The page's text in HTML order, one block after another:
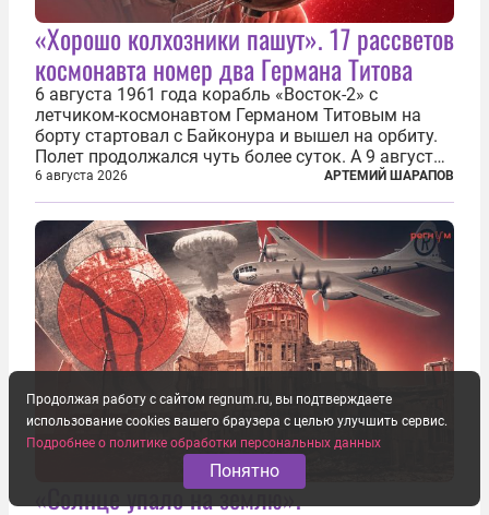
«Хорошо колхозники пашут». 17 рассветов
космонавта номер два Германа Титова
6 августа 1961 года корабль «Восток-2» с
летчиком-космонавтом Германом Титовым на
борту стартовал с Байконура и вышел на орбиту.
Полет продолжался чуть более суток. А 9 августа
второй человек в космосе получил звезду Героя
Советского Союза и орден Ленина. Миссия Титова
зачастую находится несколько...
6 августа 2026 АРТЕМИЙ ШАРАПОВ
«Солнце упало на землю».
Продолжая работу с сайтом regnum.ru, вы подтверждаете
использование cookies вашего браузера с целью улучшить сервис.
Подробнее о политике обработки персональных данных
Понятно